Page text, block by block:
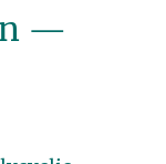
—